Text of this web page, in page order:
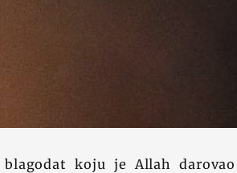
blagodat koju je Allah